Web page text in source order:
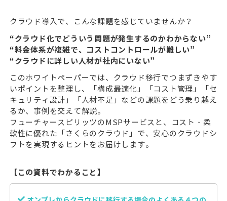
クラウド導入で、こんな課題を感じていませんか？
“クラウド化でどういう問題が発生するのかわからない”
“料金体系が複雑で、コストコントロールが難しい”
“クラウドに詳しい人材が社内にいない”
このホワイトペーパーでは、クラウド移行でつまずきやす
いポイントを整理し、「構成最適化」「コスト管理」「セ
キュリティ設計」「人材不足」などの課題をどう乗り越え
るか、事例を交えて解説。
フューチャースピリッツのMSPサービスと、コスト・柔
軟性に優れた「さくらのクラウド」で、安心のクラウドシ
フトを実現するヒントをお届けします。
【この資料でわかること】